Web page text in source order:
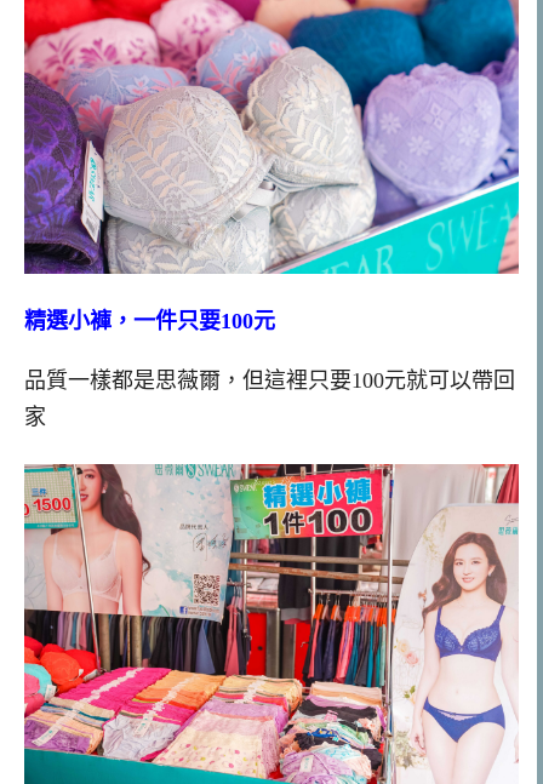
精選小褲，一件只要100元
品質一樣都是思薇爾，但這裡只要100元就可以帶回
家